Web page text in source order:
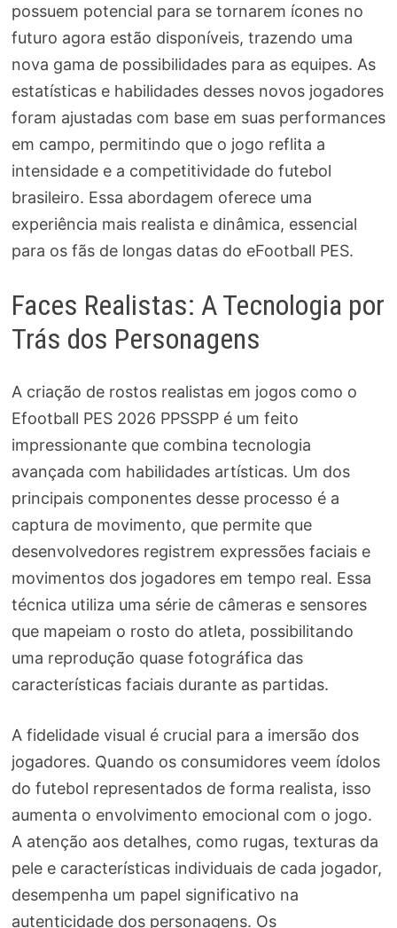
possuem potencial para se tornarem ícones no
futuro agora estão disponíveis, trazendo uma
nova gama de possibilidades para as equipes. As
estatísticas e habilidades desses novos jogadores
foram ajustadas com base em suas performances
em campo, permitindo que o jogo reflita a
intensidade e a competitividade do futebol
brasileiro. Essa abordagem oferece uma
experiência mais realista e dinâmica, essencial
para os fãs de longas datas do eFootball PES.
Faces Realistas: A Tecnologia por
Trás dos Personagens
A criação de rostos realistas em jogos como o
Efootball PES 2026 PPSSPP é um feito
impressionante que combina tecnologia
avançada com habilidades artísticas. Um dos
principais componentes desse processo é a
captura de movimento, que permite que
desenvolvedores registrem expressões faciais e
movimentos dos jogadores em tempo real. Essa
técnica utiliza uma série de câmeras e sensores
que mapeiam o rosto do atleta, possibilitando
uma reprodução quase fotográfica das
características faciais durante as partidas.
A fidelidade visual é crucial para a imersão dos
jogadores. Quando os consumidores veem ídolos
do futebol representados de forma realista, isso
aumenta o envolvimento emocional com o jogo.
A atenção aos detalhes, como rugas, texturas da
pele e características individuais de cada jogador,
desempenha um papel significativo na
autenticidade dos personagens. Os